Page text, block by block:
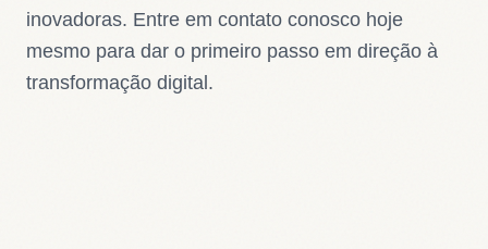
inovadoras. Entre em contato conosco hoje
mesmo para dar o primeiro passo em direção à
transformação digital.